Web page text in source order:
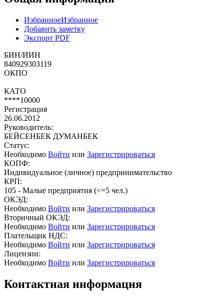
ИзбранноеИзбранное
Добавить заметку
Экспорт PDF
БИН/ИИН
840929303119
ОКПО
КАТО
****10000
Регистрация
26.06.2012
Руководитель:
БЕЙСЕНБЕК ДУМАНБЕК
Статус:
Необходимо Войти или Зарегистрироваться
КОПФ:
Индивидуальное (личное) предпринимательство
КРП:
105 - Малые предприятия (<=5 чел.)
ОКЭД:
Необходимо Войти или Зарегистрироваться
Вторичный ОКЭД:
Необходимо Войти или Зарегистрироваться
Плательщик НДС:
Необходимо Войти или Зарегистрироваться
Лицензии:
Необходимо Войти или Зарегистрироваться
Контактная информация